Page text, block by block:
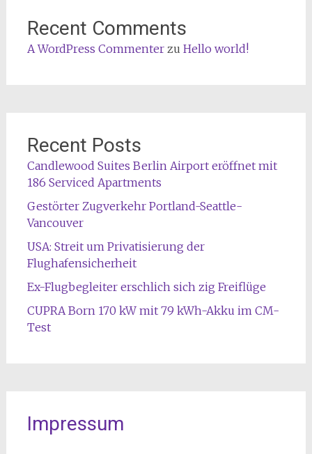
Recent Comments
A WordPress Commenterzu Hello world!
Recent Posts
Candlewood Suites Berlin Airport eröffnet mit
186 Serviced Apartments
Gestörter Zugverkehr Portland-Seattle-
Vancouver
USA: Streit um Privatisierung der
Flughafensicherheit
Ex-Flugbegleiter erschlich sich zig Freiflüge
CUPRA Born 170 kW mit 79 kWh-Akku im CM-
Test
Impressum